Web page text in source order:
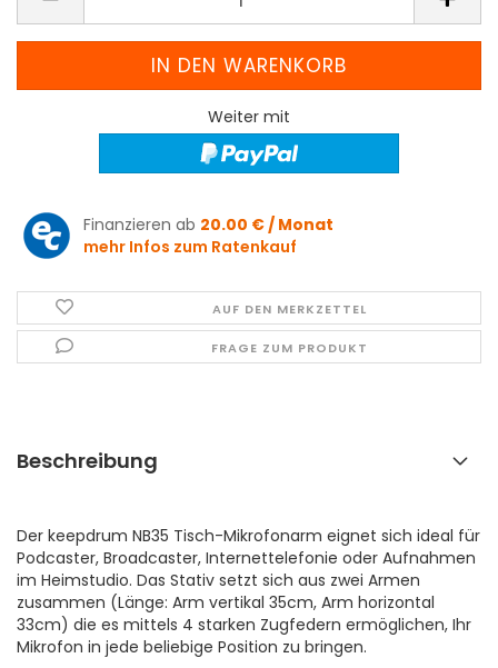
Weiter mit
Finanzieren ab 20.00 € / Monat
mehr Infos zum Ratenkauf
AUF DEN MERKZETTEL
FRAGE ZUM PRODUKT
Beschreibung
Der keepdrum NB35 Tisch-Mikrofonarm eignet sich ideal für
Podcaster, Broadcaster, Internettelefonie oder Aufnahmen
im Heimstudio. Das Stativ setzt sich aus zwei Armen
zusammen (Länge: Arm vertikal 35cm, Arm horizontal
33cm) die es mittels 4 starken Zugfedern ermöglichen, Ihr
Mikrofon in jede beliebige Position zu bringen.